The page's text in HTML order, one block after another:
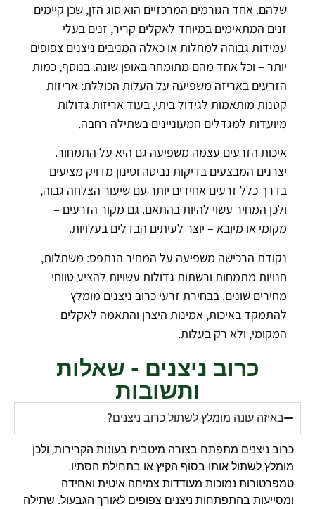
שלהם. אחד הגורמים המרכזיים הוא סוג הזן, שכן קיימים
זנים המתאימים במיוחד לאקלים קריר, זנים בעלי
עמידות גבוהה למחלות או כאלה המניבים ניצנים צפופים
יותר – וכל אחד מהם מתומחר באופן שונה. בנוסף, כמות
הזרעים באריזה משפיעה על העלות הכוללת: אריזות
קטנות מותאמות לגידול ביתי, בעוד אריזות גדולות
מיועדות למגדלים המעוניינים בשתילה רחבה.
איכות הזרעים עצמה משפיעה גם היא על התמחור.
יצרנים המבצעים בדיקות נביטה וסינון מדויק מציעים
בדרך כלל זרעים אחידים יותר עם שיעור הצלחה גבוה,
ולכן המחיר עשוי להיות בהתאם. גם מקור הזרעים –
מקומי או מיובא – יוצר לעיתים הבדלים בעלויות.
נקודת הרכישה משפיעה על המחיר הנתפס: משתלות,
חנויות מתמחות ורשתות גדולות עשויות להציע טווחי
מחירים שונים. בבחירת זרעי כרוב ניצנים מומלץ
להתמקד באיכות, אמינות היצרן והתאמה לאקלים
המקומי, ולא רק בעלות.
כרוב ניצנים - שאלות
ותשובות
באיזה עונה מומלץ לשתול כרוב ניצנים?
כרוב ניצנים מתפתח בצורה מיטבית בעונות הקרירות, ולכן
מומלץ לשתול אותו בסוף הקיץ או בתחילת הסתיו.
טמפרטורות נמוכות מעודדות צמיחה איטית ואחידה
ומסייעות בהתפתחות ניצנים צפופים לאורך הגבעול. שתילה